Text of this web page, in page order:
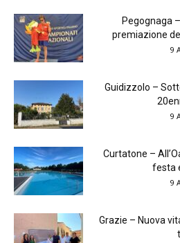
Pegognaga
premiazione
9
Guidizzolo –
9
Curtatone –
festa
9
Grazie – Nuova